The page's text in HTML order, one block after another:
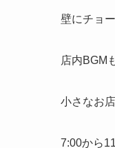
壁にチョ
店内BGM
小さなお
7:00から